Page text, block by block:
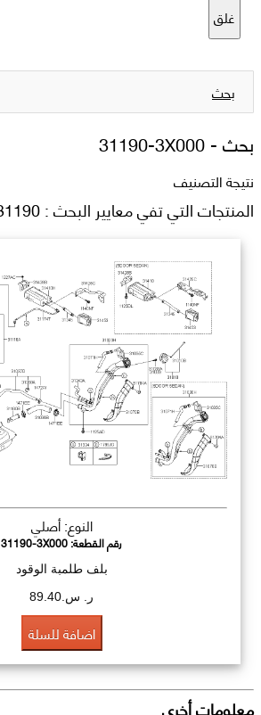
غلق
بحث
بحث -31190-3X000
نتيجة التصنيف
المنتجات التي تفي معايير البحث : 31190 3X000
النوع: أصلي
رقم القطعة:31190-3X000
بلف طلمبة الوقود
ر. س.89.40
اضافة للسلة
معلومات أخرى